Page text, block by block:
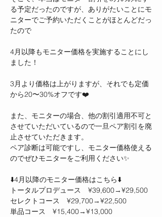
る予定だったのですが、ありがたいことにモ
ニターでご予約いただくことがほとんどだっ
たので
4月以降もモニター価格を実施することにし
ました！
3月より価格は上がりますが、それでも定価
から20〜30%オフです❤️
また、モニターの場合、他の割引適用不可と
させていただいているので一旦ペア割引を廃
止させていただきます。
ペア診断は可能ですし、モニター価格使える
のでぜひモニターをご利用ください✨
⬇️4月以降のモニター価格はこちら⬇️
トータルプロデュース　¥39,600→¥29,500
セレクトコース　¥29,700→¥22,500
単品コース　¥15,400→¥13,000